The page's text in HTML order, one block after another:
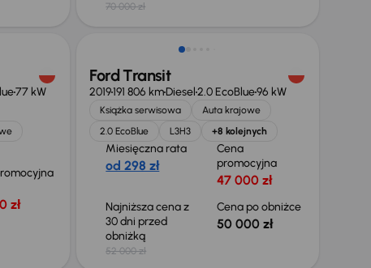
70 000 zł
77 kW
zł
Taniej o 2 000 zł
Ford Transit
2019191 806 kmDiesel2.0 EcoBlue96 kW
Książka serwisowa
Auta krajowe
2.0 EcoBlue
L3H3 +8 kolejnych
Miesięczna rata
od 298 zł
Cena
promocyjna
47 000 zł
Najniższa cena z
30 dni przed
obniżką
52 000 zł
Cena po obniżce
50 000 zł